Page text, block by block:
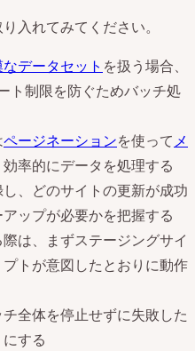
入れてみてください。
データセット を扱う場合、
ト制限を防ぐためバッチ処
ページネーションを使ってメ
率的にデータを処理する
、どのサイトの更新が成功
ップが必要かを把握する
は、まずステージングサイ
トが意図したとおりに動作
全体を停止せずに失敗した
する